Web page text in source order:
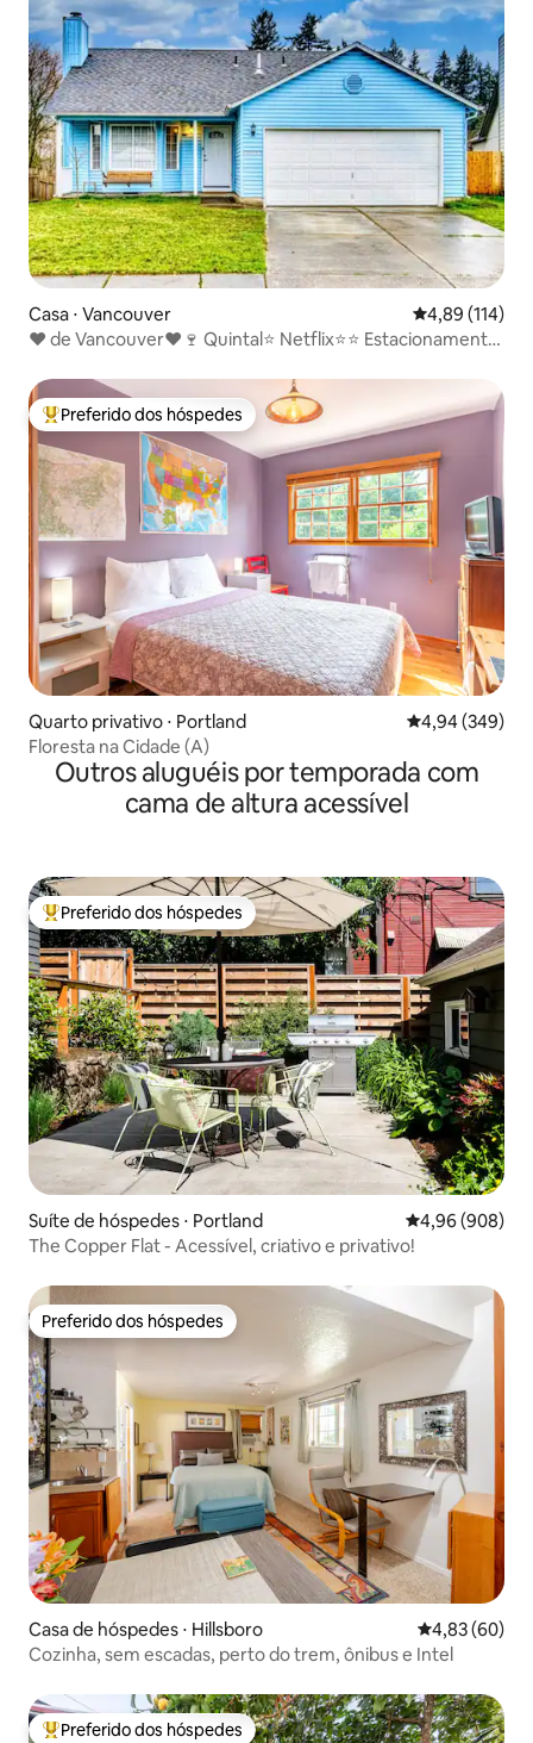
Casa ⋅ Vancouver 4,89 de uma
4,89 (114)
❤ de Vancouver❤🍷 Quintal⭐ Netflix⭐⭐ Estacionamento
Entre os melhores preferidos dos hóspedes
Preferido dos hóspedes
Quarto privativo ⋅ Portland 4,94 de uma
4,94 (349)
Floresta na Cidade (A)
Outros aluguéis por temporada com
cama de altura acessível
Entre os melhores preferidos dos hóspedes
Preferido dos hóspedes
Suíte de hóspedes ⋅ Portland 4,96 de uma
4,96 (908)
The Copper Flat - Acessível, criativo e privativo!
Preferido dos hóspedes
Preferido dos hóspedes
Casa de hóspedes ⋅ Hillsboro 4,83 de uma
4,83 (60)
Cozinha, sem escadas, perto do trem, ônibus e Intel
Preferido dos hóspedes